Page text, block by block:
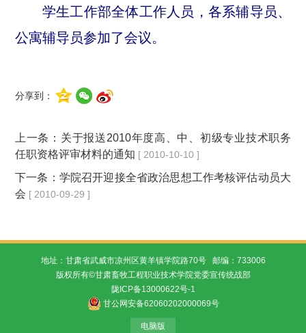
学生工作部全体工作人员，各系辅导员、
公寓辅导员参加了会议。
分享到：
上一条： 关于报送2010年度高、中、初级专业技术职务
任职资格评审材料的通知 [ 2010-10-10 ]
下一条： 学院召开迎接全省政治思想工作考核评估动员大
会 [ 2010-09-29 ]
地址：甘肃省武威市凉州区黄羊镇学院路70号 邮编：733006
版权所有©甘肃畜牧工程职业技术学院党委宣传统战部
陇ICP备13000622号-1
甘公网安备62060202000069号
电脑版